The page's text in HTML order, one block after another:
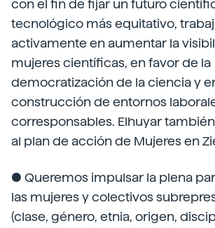
con el fin de fijar un futuro
tecnológico más equitativo,
activamente en aumentar la
mujeres científicas, en favor de la
democratización de la ciencia y
construcción de entornos
corresponsables. Elhuyar
al plan de acción de Mujeres en
● Queremos impulsar la plena
las mujeres y colectivos
(clase, género, etnia, origen,